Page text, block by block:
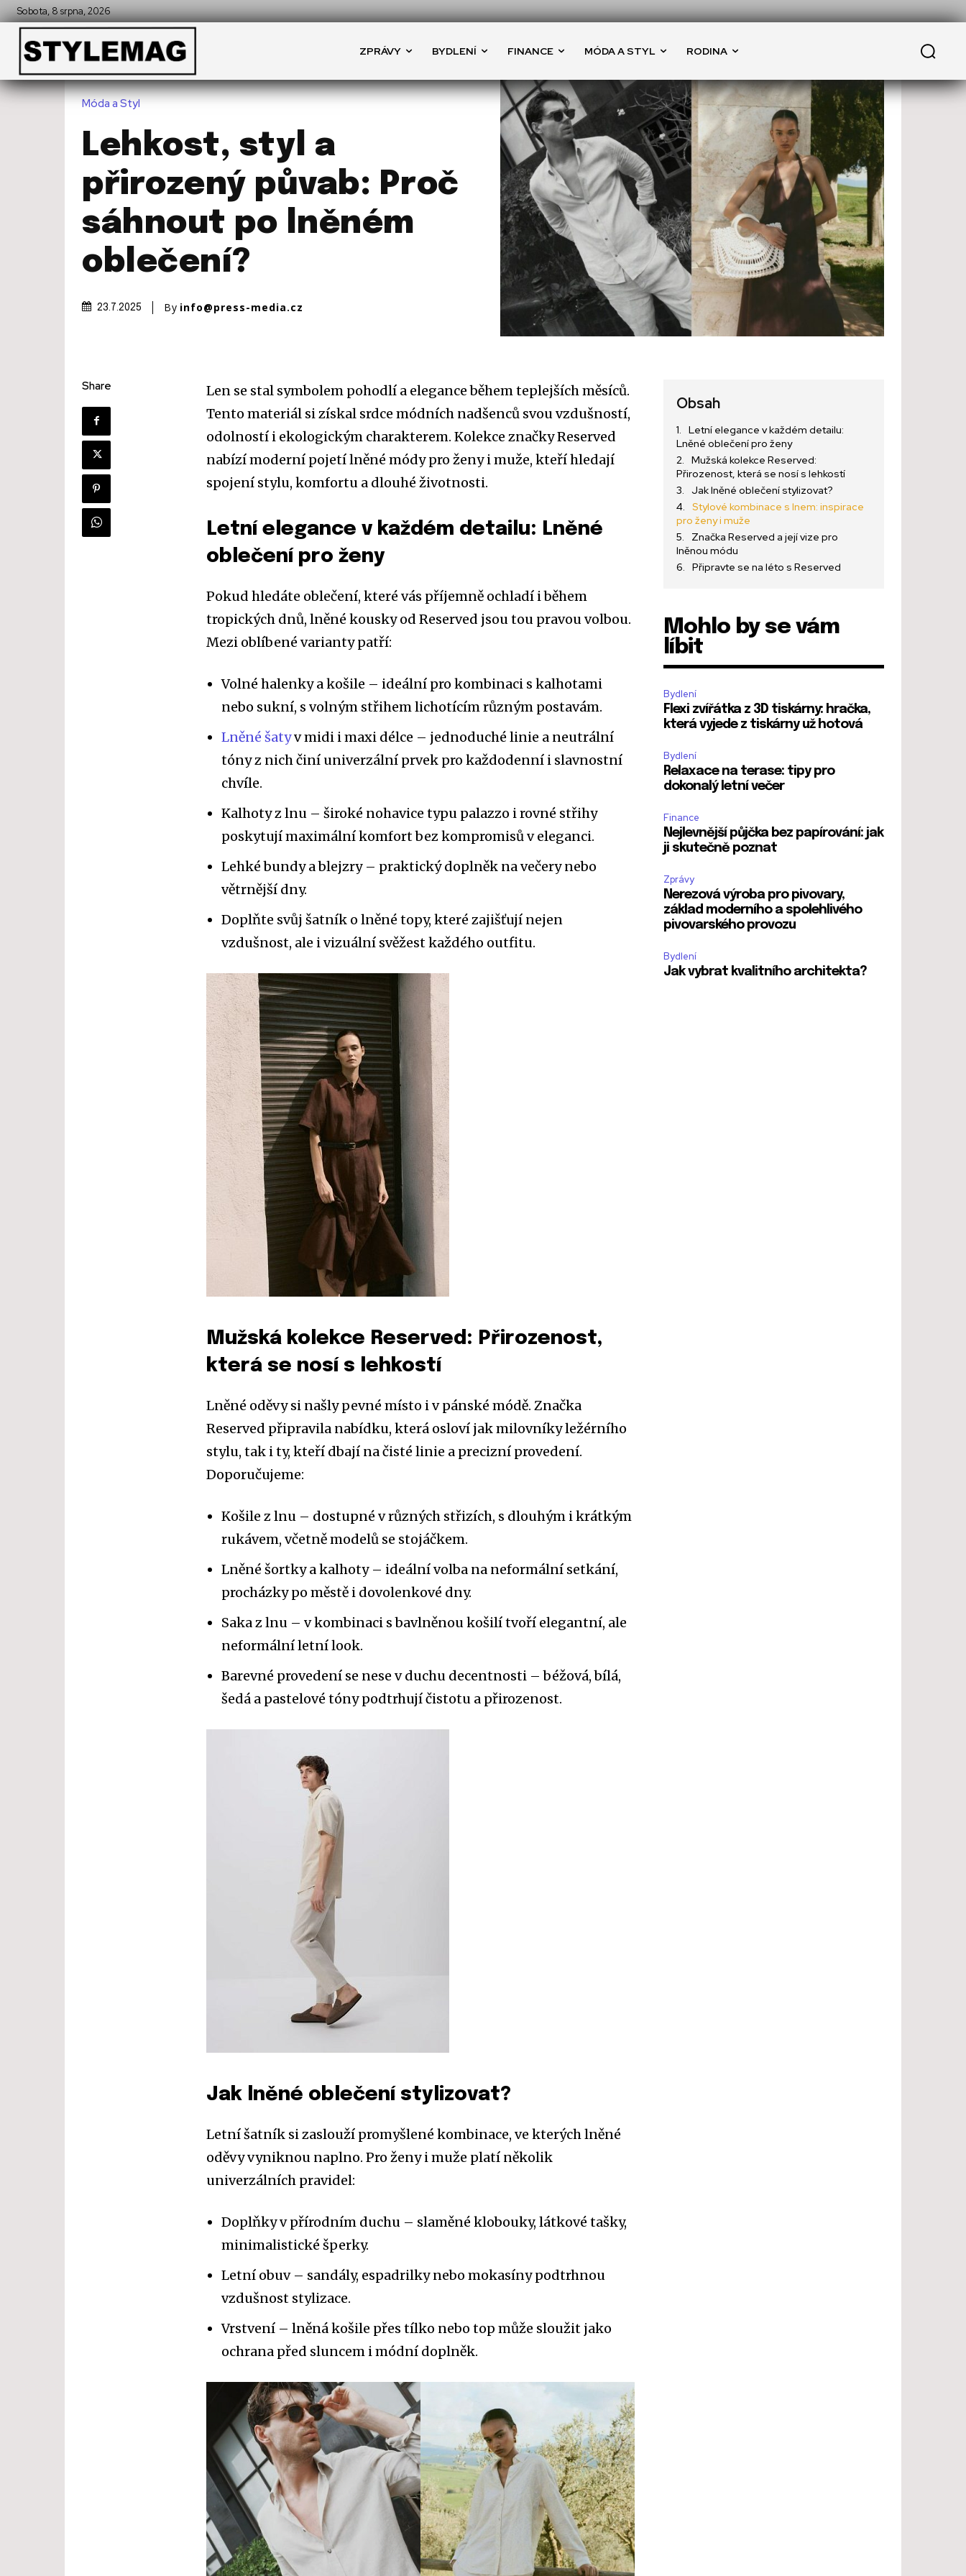
Sobota, 8 srpna, 2026
ZPRÁVY BYDLENÍ FINANCE MÓDA A STYL RODINA
Móda a Styl
Lehkost, styl a
přirozený půvab: Proč
sáhnout po lněném
oblečení?
23.7.2025 By info@press-media.cz
Share
Len se stal symbolem pohodlí a elegance během teplejších měsíců.
Tento materiál si získal srdce módních nadšenců svou vzdušností,
odolností i ekologickým charakterem. Kolekce značky Reserved
nabízí moderní pojetí lněné módy pro ženy i muže, kteří hledají
spojení stylu, komfortu a dlouhé životnosti.
Letní elegance v každém detailu: Lněné
oblečení pro ženy
Pokud hledáte oblečení, které vás příjemně ochladí i během
tropických dnů, lněné kousky od Reserved jsou tou pravou volbou.
Mezi oblíbené varianty patří:
Volné halenky a košile – ideální pro kombinaci s kalhotami
nebo sukní, s volným střihem lichotícím různým postavám.
Lněné šatyv midi i maxi délce – jednoduché linie a neutrální
tóny z nich činí univerzální prvek pro každodenní i slavnostní
chvíle.
Kalhoty z lnu – široké nohavice typu palazzo i rovné střihy
poskytují maximální komfort bez kompromisů v eleganci.
Lehké bundy a blejzry – praktický doplněk na večery nebo
větrnější dny.
Doplňte svůj šatník o lněné topy, které zajišťují nejen
vzdušnost, ale i vizuální svěžest každého outfitu.
Mužská kolekce Reserved: Přirozenost,
která se nosí s lehkostí
Lněné oděvy si našly pevné místo i v pánské módě. Značka
Reserved připravila nabídku, která osloví jak milovníky ležérního
stylu, tak i ty, kteří dbají na čisté linie a precizní provedení.
Doporučujeme:
Košile z lnu – dostupné v různých střizích, s dlouhým i krátkým
rukávem, včetně modelů se stojáčkem.
Lněné šortky a kalhoty – ideální volba na neformální setkání,
procházky po městě i dovolenkové dny.
Saka z lnu – v kombinaci s bavlněnou košilí tvoří elegantní, ale
neformální letní look.
Barevné provedení se nese v duchu decentnosti – béžová, bílá,
šedá a pastelové tóny podtrhují čistotu a přirozenost.
Jak lněné oblečení stylizovat?
Letní šatník si zaslouží promyšlené kombinace, ve kterých lněné
oděvy vyniknou naplno. Pro ženy i muže platí několik
univerzálních pravidel:
Doplňky v přírodním duchu – slaměné klobouky, látkové tašky,
minimalistické šperky.
Letní obuv – sandály, espadrilky nebo mokasíny podtrhnou
vzdušnost stylizace.
Vrstvení – lněná košile přes tílko nebo top může sloužit jako
ochrana před sluncem i módní doplněk.
Obsah
Letní elegance v každém detailu:
Lněné oblečení pro ženy
Mužská kolekce Reserved:
Přirozenost, která se nosí s lehkostí
Jak lněné oblečení stylizovat?
Stylové kombinace s lnem: inspirace
pro ženy i muže
Značka Reserved a její vize pro
lněnou módu
Připravte se na léto s Reserved
Mohlo by se vám
líbit
Bydlení
Flexi zvířátka z 3D tiskárny: hračka,
která vyjede z tiskárny už hotová
Bydlení
Relaxace na terase: tipy pro
dokonalý letní večer
Finance
Nejlevnější půjčka bez papírování: jak
ji skutečně poznat
Zprávy
Nerezová výroba pro pivovary,
základ moderního a spolehlivého
pivovarského provozu
Bydlení
Jak vybrat kvalitního architekta?